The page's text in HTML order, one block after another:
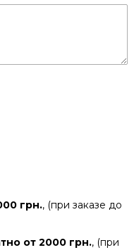
грн., (при заказе до
от 2000 грн., (при